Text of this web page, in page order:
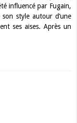
influencé par Fugain,
style autour d’une
ses aises. Après un